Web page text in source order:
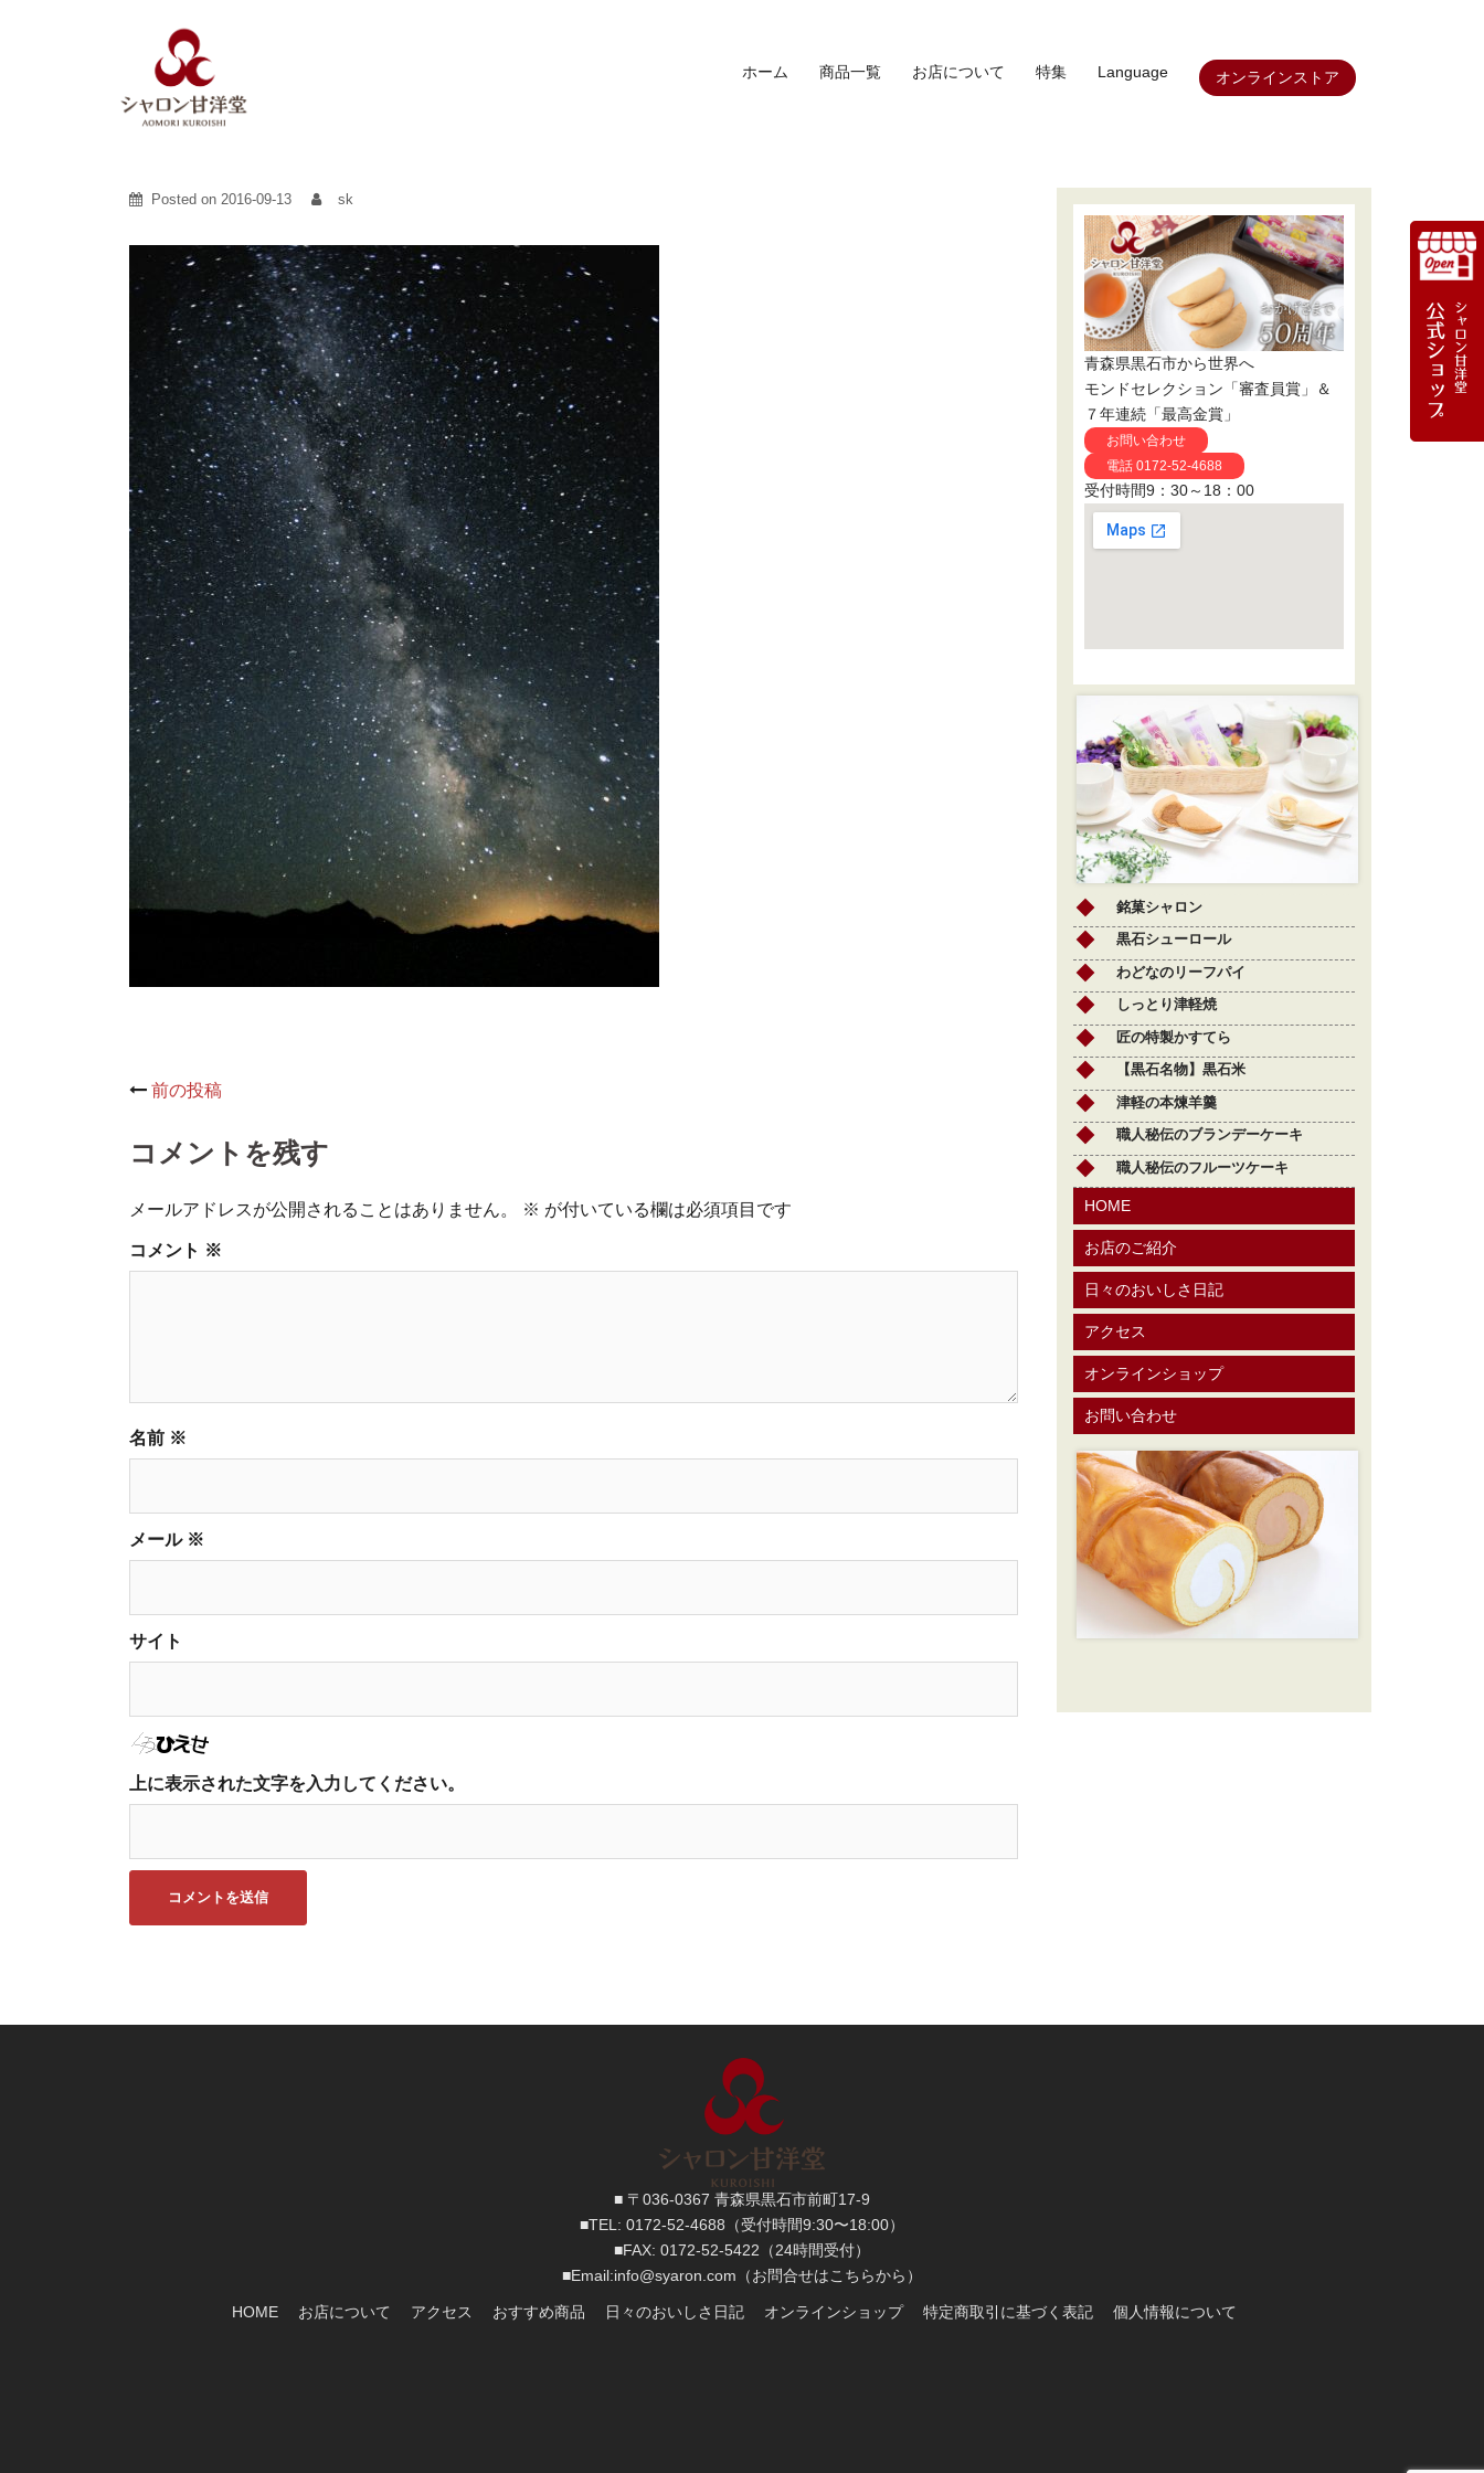
ホーム 商品一覧 お店について 特集 Language オンラインストア
Posted on 2016-09-13 sk
Post
前の投稿
コメントを残す
メールアドレスが公開されることはありません。 ※ が付いている欄は必須項目です
コメント ※
名前 ※
メール ※
サイト
上に表示された文字を入力してください。
青森県黒石市から世界へ
モンドセレクション「審査員賞」＆
７年連続「最高金賞」
お問い合わせ
電話 0172-52-4688
受付時間9：30～18：00
銘菓シャロン
黒石シューロール
わどなのリーフパイ
しっとり津軽焼
匠の特製かすてら
【黒石名物】黒石米
津軽の本煉羊羹
職人秘伝のブランデーケーキ
職人秘伝のフルーツケーキ
HOME
お店のご紹介
日々のおいしさ日記
アクセス
オンラインショップ
お問い合わせ
■ 〒036-0367 青森県黒石市前町17-9
■TEL: 0172-52-4688 （受付時間9:30〜18:00）
■FAX: 0172-52-5422 （24時間受付）
■Email:info@syaron.com （お問合せはこちらから）
HOME お店について アクセス おすすめ商品 日々のおいしさ日記 オンラインショップ 特定商取引に基づく表記 個人情報について